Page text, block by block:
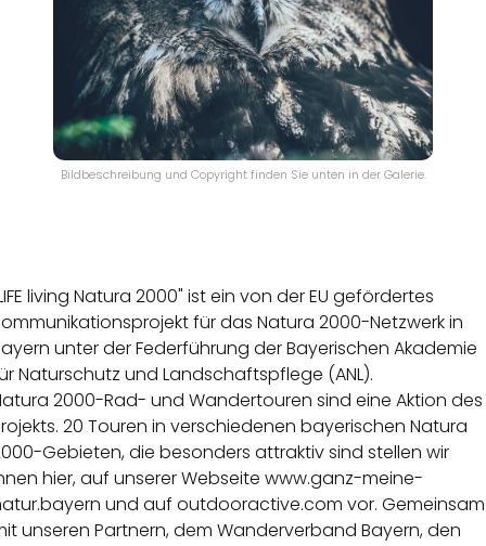
Bildbeschreibung und Copyright finden Sie unten in der Galerie.
living Natura 2000" ist ein von der EU gefördertes
für das Natura 2000-Netzwerk in
unter der Federführung der Bayerischen Akademie
Naturschutz und Landschaftspflege (ANL).
2000-Rad- und Wandertouren sind eine Aktion des
20 Touren in verschiedenen bayerischen Natura
Gebieten, die besonders attraktiv sind stellen wir
hier, auf unserer Webseite www.ganz-meine-
und auf outdooractive.com vor. Gemeinsam
unseren Partnern, dem Wanderverband Bayern, den